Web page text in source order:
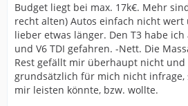
Budget liegt bei max. 17k€. Mehr
recht alten) Autos einfach nicht wert
lieber etwas länger. Den T3 habe
und V6 TDI gefahren. -Nett. Die
Rest gefällt mir überhaupt nicht und
grundsätzlich für mich nicht infrage,
mir leisten könnte, bzw. wollte.